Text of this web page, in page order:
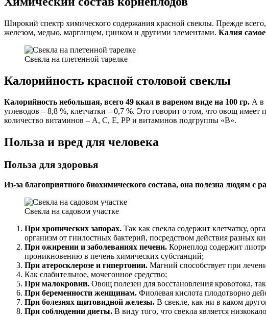
Широкий спектр химического содержания красной свеклы. Прежде
железом, медью, марганцем, цинком и другими элементами. Калия
Свекла на плетенной тарелке
Калорийность красной столовой свеклы
Калорийность небольшая, всего 49 ккал в вареном виде на 100 гр. А в
углеводов – 8,8 %, клетчатки – 0,7 %. Это говорит о том, что овощ
количество витаминов – А, С, Е, РР и витаминов подгруппы «В».
Польза и вред для человека
Польза для здоровья
Из-за благоприятного биохимического состава, она полезна людям с
Свекла на садовом участке
При хронических запорах. Так как свекла содержит клетчатку,
организм от гнилостных бактерий, посредством действия разных
При ожирении и заболеваниях печени. Корнеплод содержит
проникновению в печень химических субстанций;
При атеросклерозе и гипертонии. Магний способствует при
Как слабительное, мочегонное средство;
При малокровии. Овощ полезен для восстановления кровотока,
При беременности женщинам. Фиолевая кислота плодотворно
При болезнях щитовидной железы. В свекле, как ни в каком
При соблюдении диеты. В виду того, что свекла является